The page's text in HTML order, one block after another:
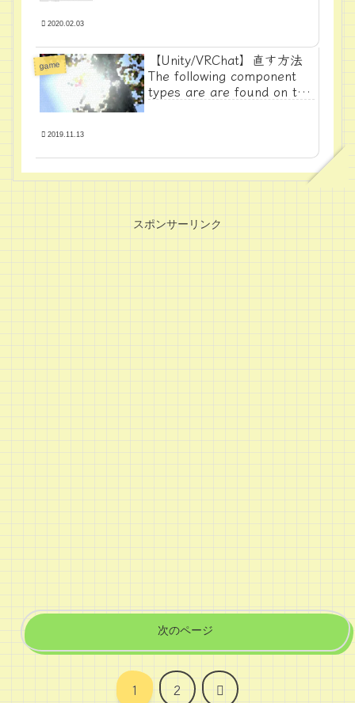
2020.02.03
game
【Unity/VRChat】直す方法
The following component
types are are found on the
2019.11.13
スポンサーリンク
次のページ
1 2 次